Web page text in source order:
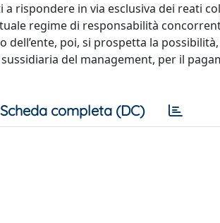
rispondere in via esclusiva dei reati
regime di responsabilità
poi, si prospetta la
del management, per il
Scheda completa (DC)